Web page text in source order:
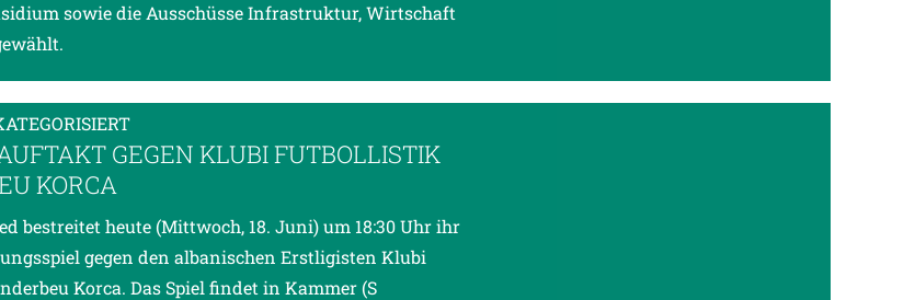
sowie die Ausschüsse Infrastruktur, Wirtschaft
GEGEN KLUBI FUTBOLLISTIK
KORCA
bestreitet heute (Mittwoch, 18. Juni) um 18:30 Uhr ihr
gegen den albanischen Erstligisten Klubi
Korca. Das Spiel findet in Kammer (S